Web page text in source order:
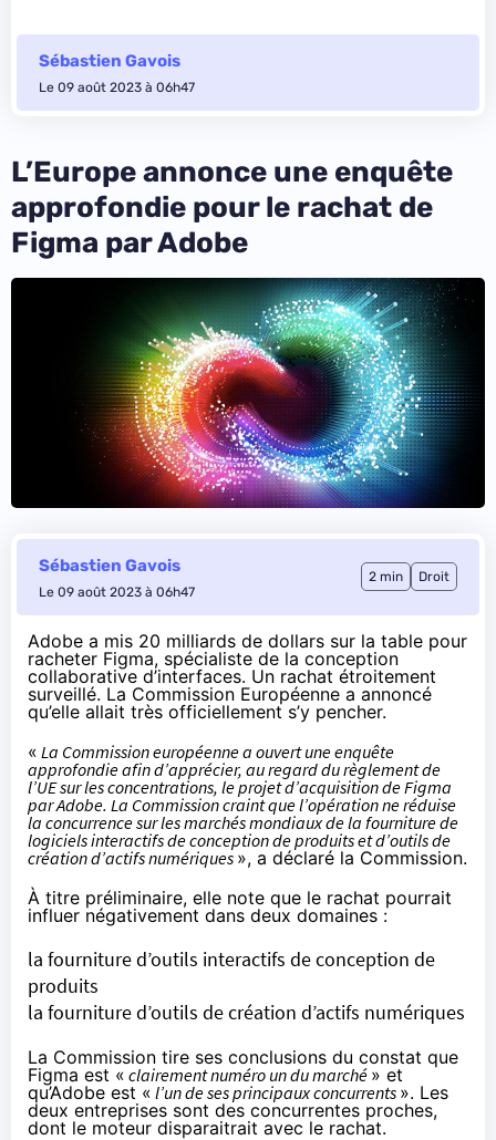
Sébastien Gavois
Le 09 août 2023 à 06h47
L’Europe annonce une enquête
approfondie pour le rachat de
Figma par Adobe
Sébastien Gavois
Le 09 août 2023 à 06h47
2 min Droit
Adobe a mis 20 milliards de dollars sur la table pour
racheter Figma, spécialiste de la conception
collaborative d’interfaces. Un rachat étroitement
surveillé. La Commission Européenne a annoncé
qu’elle allait très officiellement s’y pencher.
« La Commission européenne a ouvert une enquête
approfondie afin d’apprécier, au regard du règlement de
l’UE sur les concentrations, le projet d’acquisition de Figma
par Adobe. La Commission craint que l’opération ne réduise
la concurrence sur les marchés mondiaux de la fourniture de
logiciels interactifs de conception de produits et d’outils de
création d’actifs numériques », a déclaré la Commission.
À titre préliminaire, elle note que le rachat pourrait
influer négativement dans deux domaines :
la fourniture d’outils interactifs de conception de
produits
la fourniture d’outils de création d’actifs numériques
La Commission tire ses conclusions du constat que
Figma est « clairement numéro un du marché » et
qu’Adobe est « l’un de ses principaux concurrents ». Les
deux entreprises sont des concurrentes proches,
dont le moteur disparaitrait avec le rachat.